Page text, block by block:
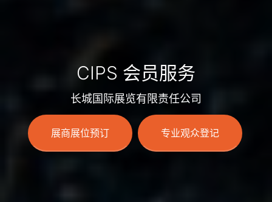
CIPS 会员服务
长城国际展览有限责任公司
展商展位预订 专业观众登记